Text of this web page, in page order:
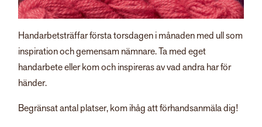
Handarbetsträffar första torsdagen i månaden med ull som
inspiration och gemensam nämnare. Ta med eget
handarbete eller kom och inspireras av vad andra har för
händer.
Begränsat antal platser, kom ihåg att förhandsanmäla dig!